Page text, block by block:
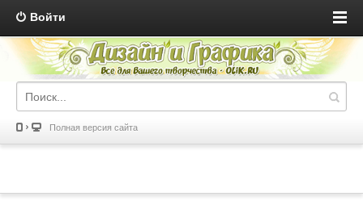
Войти
Полная версия сайта